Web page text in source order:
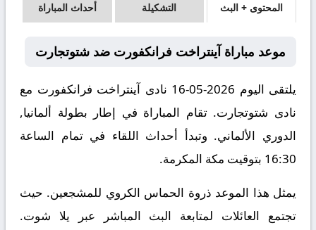
المحتوى + البث التشكيلة أحداث المباراة
موعد مباراة آينتراخت فرانكفورت ضد شتوتجارت
يلتقى اليوم 2026-05-16 نادى آينتراخت فرانكفورت مع
نادى شتوتجارت. تقام المباراة في إطار بطولة ألمانيا,
الدوري الألماني. وتبدأ أحداث اللقاء في تمام الساعة
16:30 بتوقيت مكة المكرمة.
يمثل هذا الموعد ذروة الحماس الكروي للمشجعين. حيث
تجتمع العائلات لمتابعة البث المباشر عبر يلا شوت.